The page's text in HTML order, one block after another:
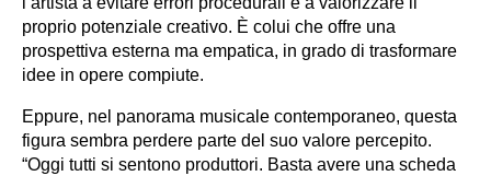
proprio potenziale creativo. È colui che offre una
prospettiva esterna ma empatica, in grado di trasformare
idee in opere compiute.
Eppure, nel panorama musicale contemporaneo, questa
figura sembra perdere parte del suo valore percepito.
“Oggi tutti si sentono produttori. Basta avere una scheda